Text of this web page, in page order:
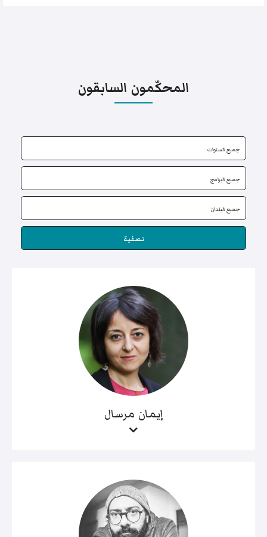
المحكّمون السابقون
تصفية
إيمان مرسال